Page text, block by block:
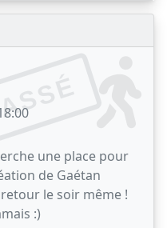
une place pour
de Gaétan
retour le soir même !
:)